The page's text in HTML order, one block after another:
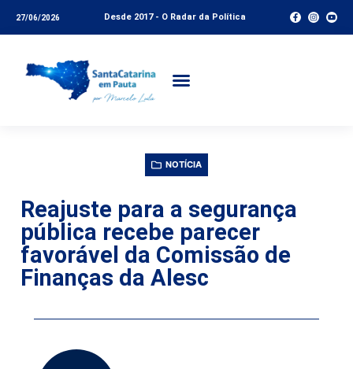
27/06/2026 Desde 2017 - O Radar da Política
NOTÍCIA
Reajuste para a segurança
pública recebe parecer
favorável da Comissão de
Finanças da Alesc